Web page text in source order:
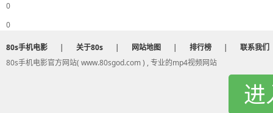
0
0
80s手机电影 | 关于80s | 网站地图 | 排行榜 |
联系我们
80s手机电影官方网站( www.80sgod.com ) , 专业的mp4视频网站
进